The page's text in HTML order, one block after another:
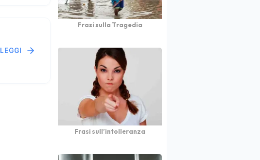
LEGGI
Frasi sulla Tragedia
Frasi sull’intolleranza